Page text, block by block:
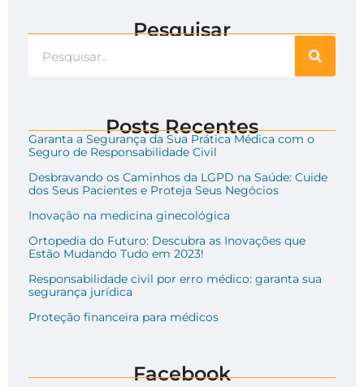
Pesquisar
Posts Recentes
Garanta a Segurança da Sua Prática Médica com o
Seguro de Responsabilidade Civil
Desbravando os Caminhos da LGPD na Saúde: Cuide
dos Seus Pacientes e Proteja Seus Negócios
Inovação na medicina ginecológica
Ortopedia do Futuro: Descubra as Inovações que
Estão Mudando Tudo em 2023!
Responsabilidade civil por erro médico: garanta sua
segurança jurídica
Proteção financeira para médicos
Facebook